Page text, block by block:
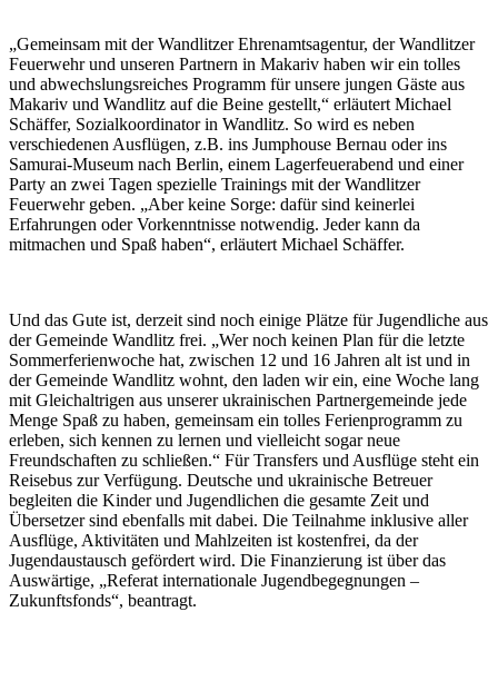
„Gemeinsam mit der Wandlitzer Ehrenamtsagentur, der Wandlitzer
Feuerwehr und unseren Partnern in Makariv haben wir ein tolles
und abwechslungsreiches Programm für unsere jungen Gäste aus
Makariv und Wandlitz auf die Beine gestellt,“ erläutert Michael
Schäffer, Sozialkoordinator in Wandlitz. So wird es neben
verschiedenen Ausflügen, z.B. ins Jumphouse Bernau oder ins
Samurai-Museum nach Berlin, einem Lagerfeuerabend und einer
Party an zwei Tagen spezielle Trainings mit der Wandlitzer
Feuerwehr geben. „Aber keine Sorge: dafür sind keinerlei
Erfahrungen oder Vorkenntnisse notwendig. Jeder kann da
mitmachen und Spaß haben“, erläutert Michael Schäffer.
Und das Gute ist, derzeit sind noch einige Plätze für Jugendliche aus
der Gemeinde Wandlitz frei. „Wer noch keinen Plan für die letzte
Sommerferienwoche hat, zwischen 12 und 16 Jahren alt ist und in
der Gemeinde Wandlitz wohnt, den laden wir ein, eine Woche lang
mit Gleichaltrigen aus unserer ukrainischen Partnergemeinde jede
Menge Spaß zu haben, gemeinsam ein tolles Ferienprogramm zu
erleben, sich kennen zu lernen und vielleicht sogar neue
Freundschaften zu schließen.“ Für Transfers und Ausflüge steht ein
Reisebus zur Verfügung. Deutsche und ukrainische Betreuer
begleiten die Kinder und Jugendlichen die gesamte Zeit und
Übersetzer sind ebenfalls mit dabei. Die Teilnahme inklusive aller
Ausflüge, Aktivitäten und Mahlzeiten ist kostenfrei, da der
Jugendaustausch gefördert wird. Die Finanzierung ist über das
Auswärtige, „Referat internationale Jugendbegegnungen –
Zukunftsfonds“, beantragt.